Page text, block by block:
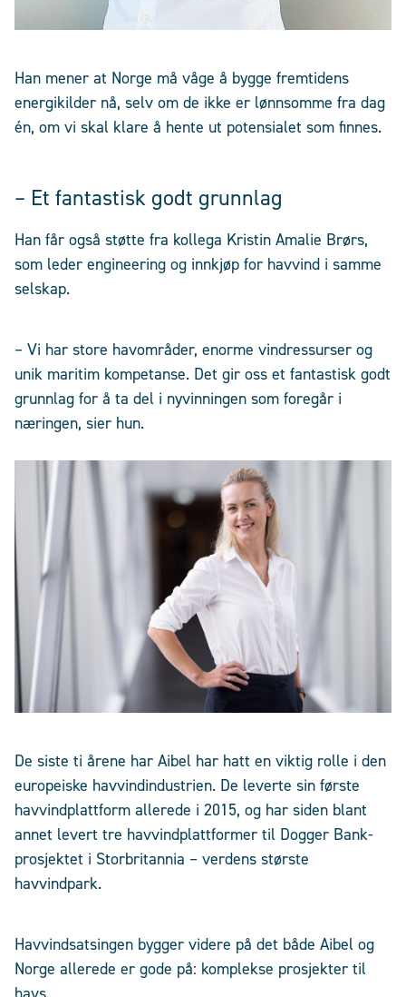
Han mener at Norge må våge å bygge fremtidens
energikilder nå, selv om de ikke er lønnsomme fra dag
én, om vi skal klare å hente ut potensialet som finnes.
– Et fantastisk godt grunnlag
Han får også støtte fra kollega Kristin Amalie Brørs,
som leder engineering og innkjøp for havvind i samme
selskap.
– Vi har store havområder, enorme vindressurser og
unik maritim kompetanse. Det gir oss et fantastisk godt
grunnlag for å ta del i nyvinningen som foregår i
næringen, sier hun.
De siste ti årene har Aibel har hatt en viktig rolle i den
europeiske havvindindustrien. De leverte sin første
havvindplattform allerede i 2015, og har siden blant
annet levert tre havvindplattformer til Dogger Bank-
prosjektet i Storbritannia – verdens største
havvindpark.
Havvindsatsingen bygger videre på det både Aibel og
Norge allerede er gode på: komplekse prosjekter til